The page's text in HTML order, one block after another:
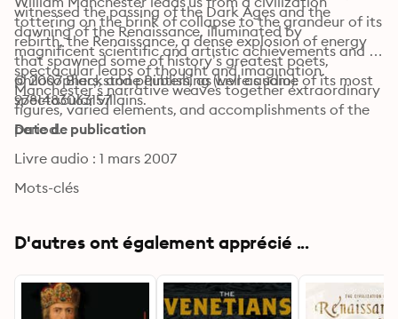
tottering on the brink of collapse to the grandeur of its
rebirth, the Renaissance, a dense explosion of energy
that spawned some of history’s greatest poets,
philosophers, and painters, as well as some of its most
spectacular villains.
witnessed the passing of the Dark Ages and the
dawning of the Renaissance, illuminated by
magnificent scientific and artistic achievements and
spectacular leaps of thought and imagination.
Manchester’s narrative weaves together extraordinary
figures, varied elements, and accomplishments of the
period.
© 2007 Blackstone Publishing (Livre audio):
9781483063157
Date de publication
Livre audio : 1 mars 2007
Mots-clés
D'autres ont également apprécié ...